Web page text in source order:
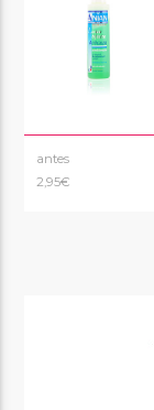
antes
2,95€